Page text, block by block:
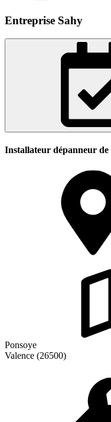
Entreprise Sahy
Installateur dépanneur
Ponsoye
Valence (26500)